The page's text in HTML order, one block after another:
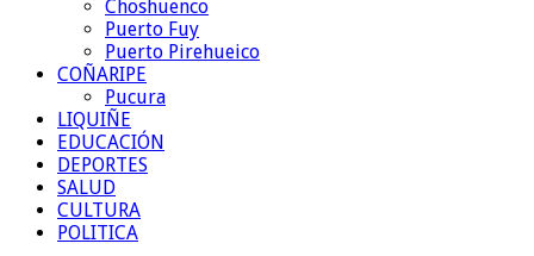
Choshuenco
Puerto Fuy
Puerto Pirehueico
COÑARIPE
Pucura
LIQUIÑE
EDUCACIÓN
DEPORTES
SALUD
CULTURA
POLITICA